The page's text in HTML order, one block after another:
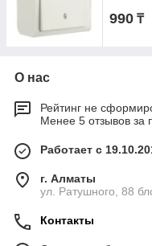
990 ₸
О нас
Рейтинг не
Менее 5 отзывов за
Работает с
г. Алматы
ул. Ратушного, 88
Контакты